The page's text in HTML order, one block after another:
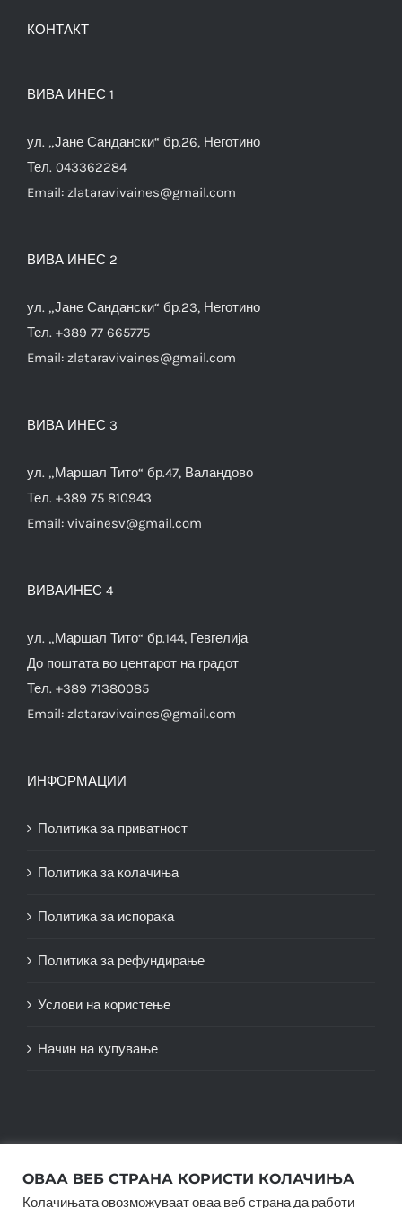
КОНТАКТ
ВИВА ИНЕС 1
ул. „Јане Сандански“ бр.26, Неготино
Тел. 043362284
Email: zlataravivaines@gmail.com
ВИВА ИНЕС 2
ул. „Јане Сандански“ бр.23, Неготино
Тел. +389 77 665775
Email: zlataravivaines@gmail.com
ВИВА ИНЕС 3
ул. „Маршал Тито“ бр.47, Валандово
Тел. +389 75 810943
Email: vivainesv@gmail.com
ВИВАИНЕС 4
ул. „Маршал Тито“ бр.144, Гевгелија
До поштата во центарот на градот
Тел. +389 71380085
Email: zlataravivaines@gmail.com
ИНФОРМАЦИИ
Политика за приватност
Политика за колачиња
Политика за испорака
Политика за рефундирање
Услови на користење
Начин на купување
ОВАА ВЕБ СТРАНА КОРИСТИ КОЛАЧИЊА
Колачињата овозможуваат оваа веб страна да работи